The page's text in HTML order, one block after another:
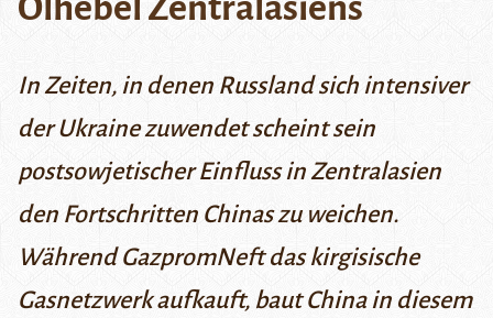
Ölhebel Zentralasiens
In Zeiten, in denen Russland sich intensiver
der Ukraine zuwendet scheint sein
postsowjetischer Einfluss in Zentralasien
den Fortschritten Chinas zu weichen.
Während GazpromNeftdas kirgisische
Gasnetzwerk aufkauft, baut China in diesem